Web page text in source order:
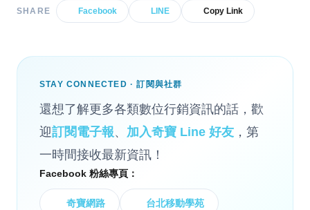
SHARE Facebook LINE Copy Link
STAY CONNECTED · 訂閱與社群
還想了解更多各類數位行銷資訊的話，歡
迎訂閱電子報、 加入奇寶 Line 好友 ，第
一時間接收最新資訊！
Facebook 粉絲專頁：
奇寶網路 台北移動學苑